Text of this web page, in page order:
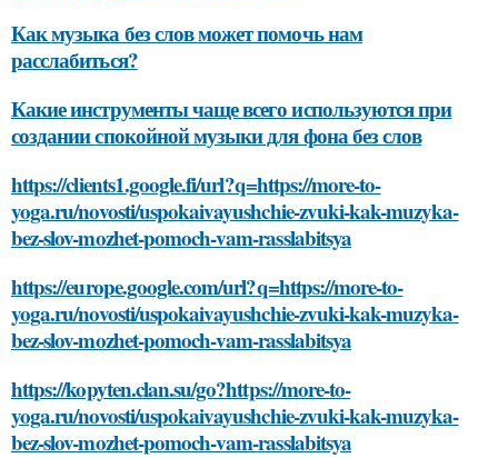
Как музыка без слов может помочь нам
расслабиться?
Какие инструменты чаще всего используются при
создании спокойной музыки для фона без слов
https://clients1.google.fi/url?q=https://more-to-
yoga.ru/novosti/uspokaivayushchie-zvuki-kak-muzyka-
bez-slov-mozhet-pomoch-vam-rasslabitsya
https://europe.google.com/url?q=https://more-to-
yoga.ru/novosti/uspokaivayushchie-zvuki-kak-muzyka-
bez-slov-mozhet-pomoch-vam-rasslabitsya
https://kopyten.clan.su/go?https://more-to-
yoga.ru/novosti/uspokaivayushchie-zvuki-kak-muzyka-
bez-slov-mozhet-pomoch-vam-rasslabitsya